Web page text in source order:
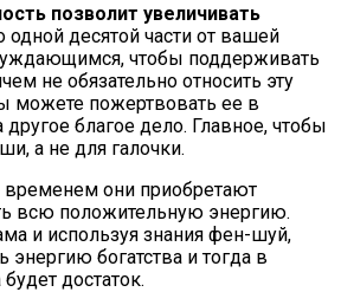
позволит увеличивать
одной десятой части от вашей
чтобы поддерживать
не обязательно относить эту
можете пожертвовать ее в
благое дело. Главное, чтобы
а не для галочки.
временем они приобретают
всю положительную энергию.
и используя знания фен-шуй,
богатства и тогда в
достаток.